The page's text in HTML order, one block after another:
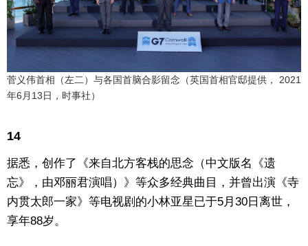
菅义伟首相（左二）与各国首脑合影留念（英国首相官邸提供， 2021
年6月13日，时事社）
14
据悉，创作了《来自北方客栈的思念（中文版名《遗
忘》，由邓丽君演唱）》等众多经典曲目，并曾出演《寺
内贯太郎一家》等电视剧的小林亚星已于5月30日离世，
享年88岁。